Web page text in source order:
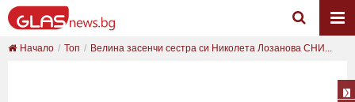
Начало Топ Велина засенчи сестра си Николета Лозанова СНИ...